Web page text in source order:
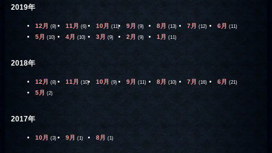
2019年
12月 (8) 11月 (6) 10月 (11) 9月 (9) 8月 (13) 7月 (12) 6月 (11)
5月 (10) 4月 (10) 3月 (9) 2月 (9) 1月 (11)
2018年
12月 (8) 11月 (10) 10月 (9) 9月 (11) 8月 (10) 7月 (16) 6月 (21)
5月 (2)
2017年
10月 (3) 9月 (1) 8月 (1)